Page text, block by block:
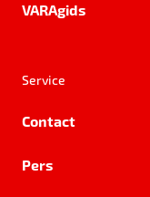
VARAgids
Service
Contact
Pers